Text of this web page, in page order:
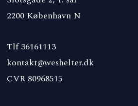
2200 København N
Tlf 36161113
kontakt@weshelter.dk
CVR 80968515